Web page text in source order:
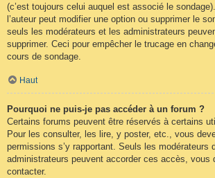
(c’est toujours celui auquel est associé le
l’auteur peut modifier une option ou supprimer le
seuls les modérateurs et les administrateurs
supprimer. Ceci pour empêcher le trucage en
cours de sondage.
Haut
Pourquoi ne puis-je pas accéder à un forum ?
Certains forums peuvent être réservés à certains
Pour les consulter, les lire, y poster, etc., vous
permissions s’y rapportant. Seuls les modérateurs
administrateurs peuvent accorder ces accès, vous
contacter.